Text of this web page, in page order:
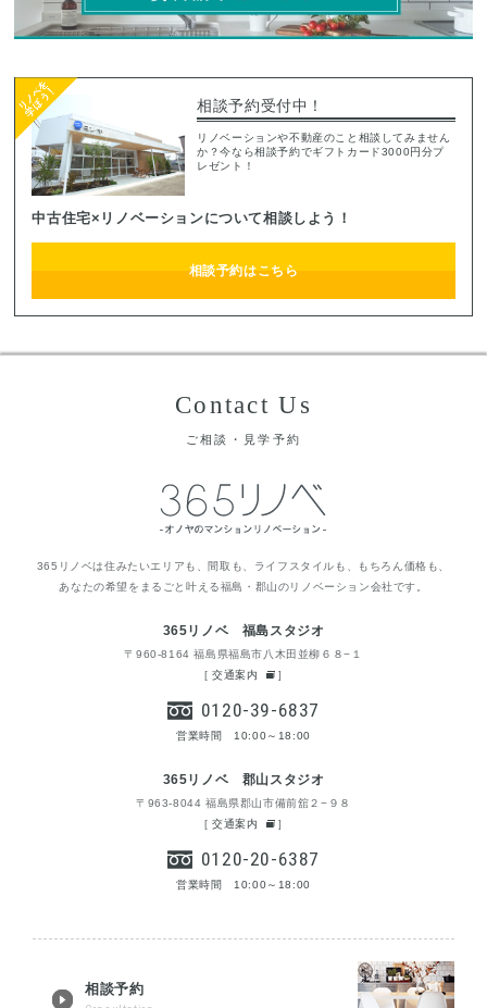
相談予約受付中！
リノベーションや不動産のこと相談してみません
か？今なら相談予約でギフトカード3000円分プ
レゼント！
中古住宅×リノベーションについて相談しよう！
相談予約はこちら
Contact Us
ご相談・見学予約
365リノベは住みたいエリアも、間取も、ライフスタイルも、もちろん価格も、
あなたの希望をまるごと叶える福島・郡山のリノベーション会社です。
365リノベ 福島スタジオ
〒960-8164 福島県福島市八木田並柳６８−１
[交通案内 ]
0120-39-6837
営業時間 10:00～18:00
365リノベ 郡山スタジオ
〒963-8044 福島県郡山市備前舘２−９８
[交通案内 ]
0120-20-6387
営業時間 10:00～18:00
相談予約